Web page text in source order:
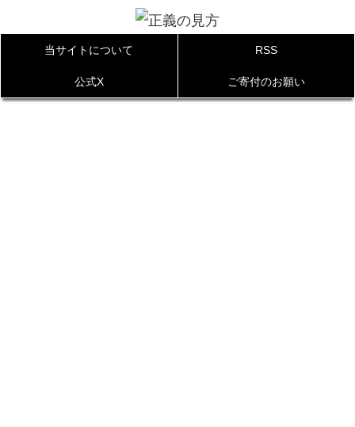
当サイトについて RSS
公式X ご寄付のお願い